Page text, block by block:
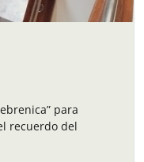
para
recuerdo del